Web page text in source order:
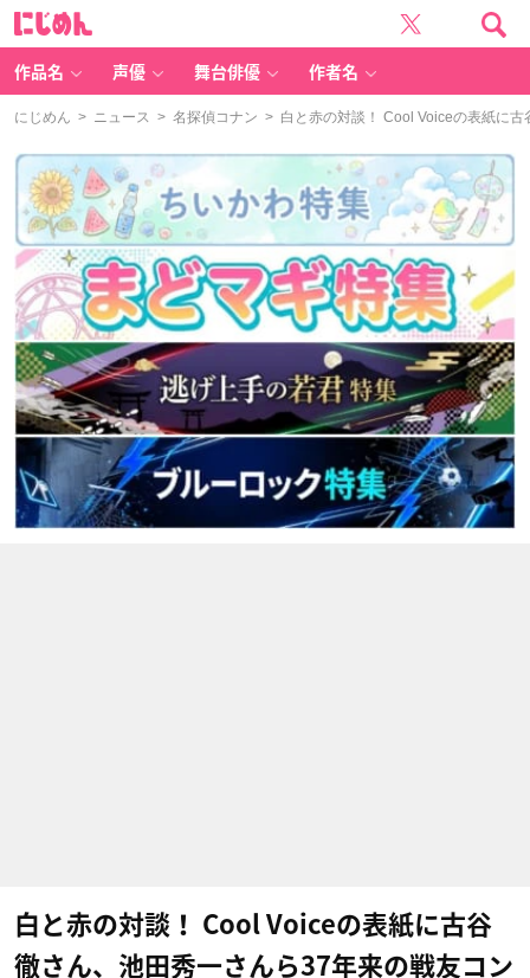
作品名 声優 舞台俳優 作者名
にじめん > ニュース > 名探偵コナン > 白と赤の対談！ Cool Voiceの表紙に
白と赤の対談！ Cool Voiceの表紙に古谷
徹さん、池田秀一さんら37年来の戦友コン